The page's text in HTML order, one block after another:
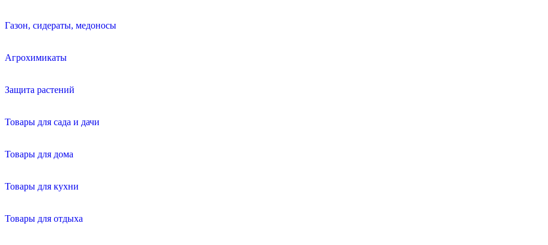
Газон, сидераты, медоносы
Агрохимикаты
Защита растений
Товары для сада и дачи
Товары для дома
Товары для кухни
Товары для отдыха